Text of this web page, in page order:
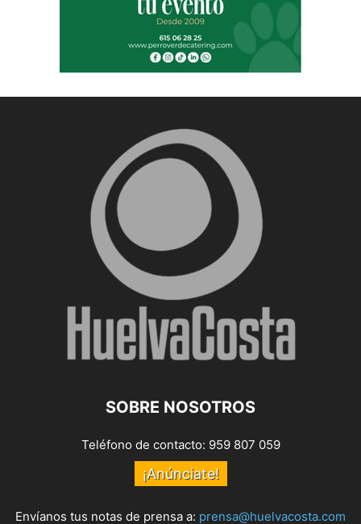
SOBRE NOSOTROS
Teléfono de contacto: 959 807 059
¡Anúnciate!
Envíanos tus notas de prensa a: prensa@huelvacosta.com